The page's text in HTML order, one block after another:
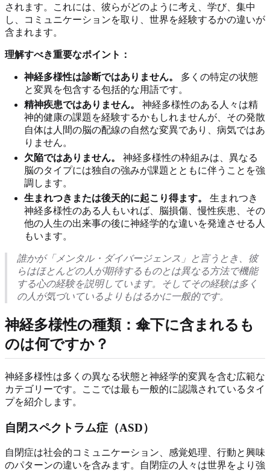
されます。これには、彼らがどのように考え、学び、集中
し、コミュニケーションを取り、世界を経験するかの違いが
含まれます。
理解すべき重要なポイント：
神経多様性は診断ではありません。
多くの特定の状態
と変異を包含する包括的な用語です。
精神疾患ではありません。
神経多様性のある人々は精
神的健康の課題を経験するかもしれませんが、その発散
自体は人間の脳の配線の自然な変異であり、病気ではあ
りません。
欠陥ではありません。
神経多様性の枠組みは、異なる
脳のタイプには独自の強みが課題とともに伴うことを強
調します。
生まれつきまたは後天的に起こり得ます。
生まれつき
神経多様性のある人もいれば、脳損傷、慢性疾患、その
他の人生の出来事の後に神経学的な違いを発達させる人
もいます。
誰かが「メンタル・ダイバージェンス」と言うとき、彼
らはほとんどの人が期待するものとは異なる方法で機能
する心の経験を説明しています。そしてその経験は多く
の人が気づいているよりもはるかに一般的です。
神経多様性の種類：傘下に含まれるも
のは何ですか？
神経多様性は多くの異なる状態と神経学的変異を含む広範な
カテゴリーです。ここでは最も一般的に認識されているタイ
プを紹介します。
自閉スペクトラム症（ASD）
自閉症は社会的コミュニケーション、感覚処理、行動と興味
のパターンの違いを含みます。自閉症の人々は世界をより強